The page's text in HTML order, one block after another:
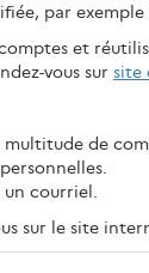
par
et
vous sur site
multitude de
un courriel.
sur le site